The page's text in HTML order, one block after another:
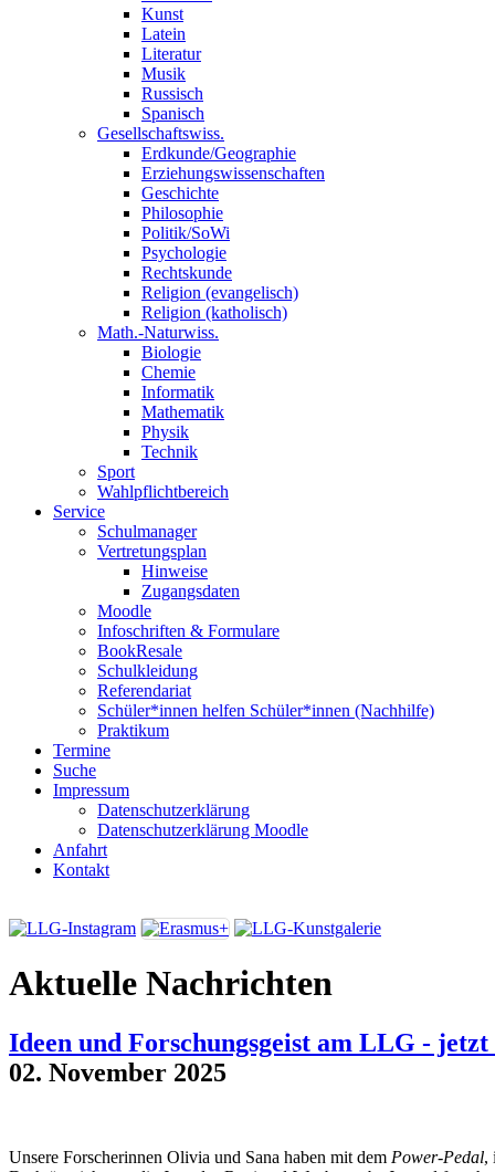
Kunst
Latein
Literatur
Musik
Russisch
Spanisch
Gesellschaftswiss.
Erdkunde/Geographie
Erziehungswissenschaften
Geschichte
Philosophie
Politik/SoWi
Psychologie
Rechtskunde
Religion (evangelisch)
Religion (katholisch)
Math.-Naturwiss.
Biologie
Chemie
Informatik
Mathematik
Physik
Technik
Sport
Wahlpflichtbereich
Service
Schulmanager
Vertretungsplan
Hinweise
Zugangsdaten
Moodle
Infoschriften & Formulare
BookResale
Schulkleidung
Referendariat
Schüler*innen helfen Schüler*innen (Nachhilfe)
Praktikum
Termine
Suche
Impressum
Datenschutzerklärung
Datenschutzerklärung Moodle
Anfahrt
Kontakt
Aktuelle Nachrichten
Ideen und Forschungsgeist am LLG -
02. November 2025
Unsere Forscherinnen Olivia und Sana haben mit dem Power-Pedal,